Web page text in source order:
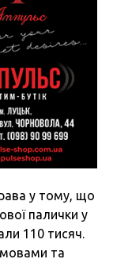
у тому, що
палички у
110 тисяч.
та